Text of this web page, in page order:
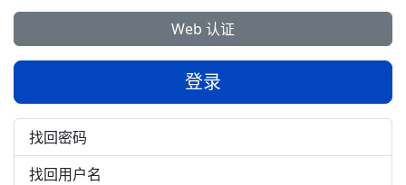
Web 认证
登录
找回密码
找回用户名